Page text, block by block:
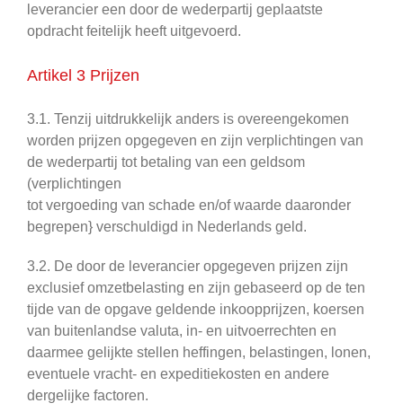
leverancier een door de wederpartij geplaatste
opdracht feitelijk heeft uitgevoerd.
Artikel 3 Prijzen
3.1. Tenzij uitdrukkelijk anders is overeengekomen
worden prijzen opgegeven en zijn verplichtingen van
de wederpartij tot betaling van een geldsom
(verplichtingen
tot vergoeding van schade en/of waarde daaronder
begrepen} verschuldigd in Nederlands geld.
3.2. De door de leverancier opgegeven prijzen zijn
exclusief omzetbelasting en zijn gebaseerd op de ten
tijde van de opgave geldende inkoopprijzen, koersen
van buitenlandse valuta, in- en uitvoerrechten en
daarmee gelijkte stellen heffingen, belastingen, lonen,
eventuele vracht- en expeditiekosten en andere
dergelijke factoren.